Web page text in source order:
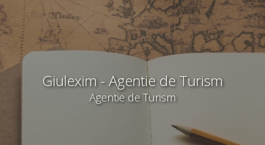
Giulexim - Agentie de Turism
Agentie de Turism